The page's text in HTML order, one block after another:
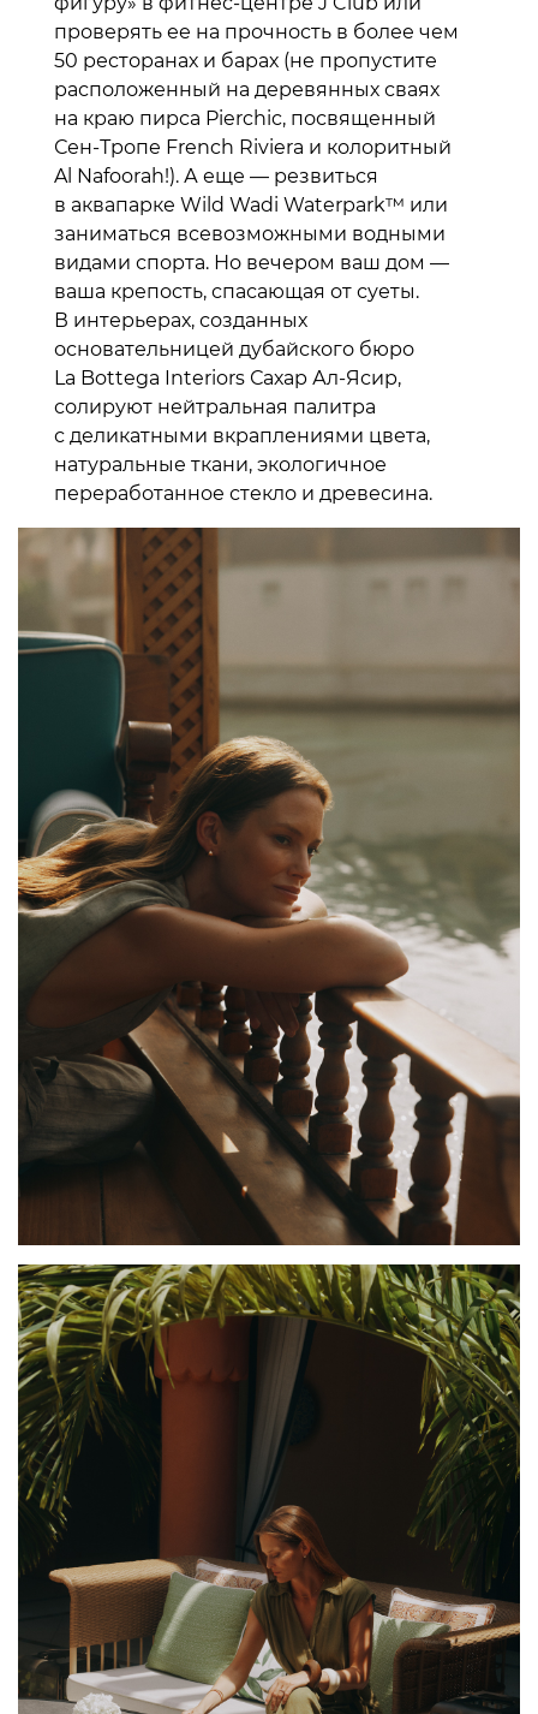
проверять ее на прочность в более чем
50 ресторанах и барах (не пропустите
расположенный на деревянных сваях
на краю пирса Pierchic, посвященный
Сен-Тропе French Riviera и колоритный
Al Nafoorah!). А еще — резвиться
в аквапарке Wild Wadi Waterpark™ или
заниматься всевозможными водными
видами спорта. Но вечером ваш дом —
ваша крепость, спасающая от суеты.
В интерьерах, созданных
основательницей дубайского бюро
La Bottega Interiors Сахар Ал-Ясир,
солируют нейтральная палитра
с деликатными вкраплениями цвета,
натуральные ткани, экологичное
переработанное стекло и древесина.